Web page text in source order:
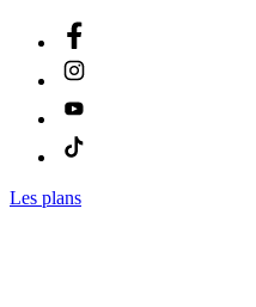
Les plans